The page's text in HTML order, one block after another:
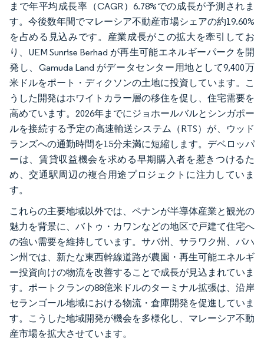
まで年平均成長率（CAGR）6.78%での成長が予測されま
す。今後数年間でマレーシア不動産市場シェアの約19.60%
を占める見込みです。産業成長がこの拡大を牽引してお
り、UEM Sunrise Berhad が再生可能エネルギーパークを開
発し、Gamuda Land がデータセンター用地として9,400万
米ドルをポート・ディクソンの土地に投資しています。こ
うした開発はホワイトカラー層の移住を促し、住宅需要を
高めています。2026年までにジョホールバルとシンガポー
ルを接続する予定の高速輸送システム（RTS）が、ウッド
ランズへの通勤時間を15分未満に短縮します。デベロッパ
ーは、賃貸収益機会を求める早期購入者を惹きつけるた
め、交通駅周辺の複合用途プロジェクトに注力していま
す。
これらの主要地域以外では、ペナンが半導体産業と観光の
魅力を背景に、バトゥ・カワンなどの地区で戸建て住宅へ
の強い需要を維持しています。サバ州、サラワク州、パハ
ン州では、新たな東西幹線道路が農園・再生可能エネルギ
ー投資向けの物流を改善することで成長が見込まれていま
す。ポートクランの88億米ドルのターミナル拡張は、沿岸
セランゴール地域における物流・倉庫開発を促進していま
す。こうした地域開発が機会を多様化し、マレーシア不動
産市場を拡大させています。